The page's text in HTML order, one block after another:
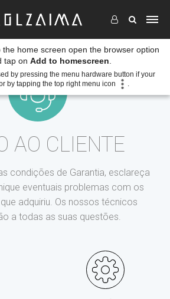
AO CLIENTE
condições de Garantia, esclareça
eventuais problemas com os
adquiriu. Os nossos técnicos
a todas as suas questões.
the home screen open the browser option
tap on Add to homescreen
by pressing the menu hardware button if your
by tapping the top right menu icon
.